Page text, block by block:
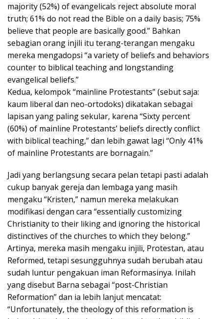
majority (52%) of evangelicals reject absolute moral
truth; 61% do not read the Bible on a daily basis; 75%
believe that people are basically good.” Bahkan
sebagian orang injili itu terang-terangan mengaku
mereka mengadopsi “a variety of beliefs and behaviors
counter to biblical teaching and longstanding
evangelical beliefs.”
Kedua, kelompok “mainline Protestants” (sebut saja:
kaum liberal dan neo-ortodoks) dikatakan sebagai
lapisan yang paling sekular, karena “Sixty percent
(60%) of mainline Protestants’ beliefs directly conflict
with biblical teaching,” dan lebih gawat lagi “Only 41%
of mainline Protestants are bornagain.”
Jadi yang berlangsung secara pelan tetapi pasti adalah
cukup banyak gereja dan lembaga yang masih
mengaku “Kristen,” namun mereka melakukan
modifikasi dengan cara “essentially customizing
Christianity to their liking and ignoring the historical
distinctives of the churches to which they belong.”
Artinya, mereka masih mengaku injili, Protestan, atau
Reformed, tetapi sesungguhnya sudah berubah atau
sudah luntur pengakuan iman Reformasinya. Inilah
yang disebut Barna sebagai “post-Christian
Reformation” dan ia lebih lanjut mencatat:
“Unfortunately, the theology of this reformation is